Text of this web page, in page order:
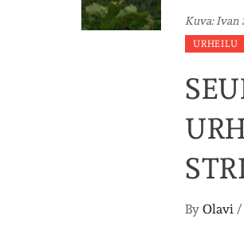
Kuva: Ivan
URHEILU
By Olavi /